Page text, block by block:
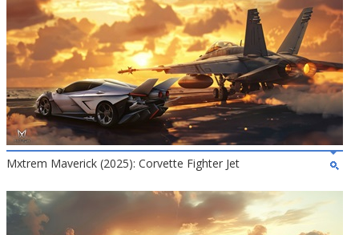
Mxtrem Maverick (2025): Corvette Fighter Jet